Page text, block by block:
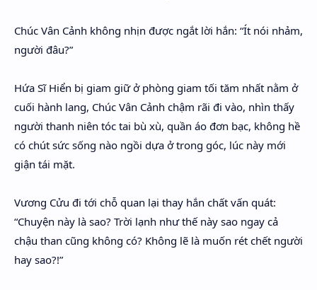
Chúc Vân Cảnh không nhịn được ngắt lời hắn: “Ít nói nhảm,
người đâu?”
Hứa Sĩ Hiển bị giam giữ ở phòng giam tối tăm nhất nằm ở
cuối hành lang, Chúc Vân Cảnh chậm rãi đi vào, nhìn thấy
người thanh niên tóc tai bù xù, quần áo đơn bạc, không hề
có chút sức sống nào ngồi dựa ở trong góc, lúc này mới
giận tái mặt.
Vương Cửu đi tới chỗ quan lại thay hắn chất vấn quát:
“Chuyện này là sao? Trời lạnh như thế này sao ngay cả
chậu than cũng không có? Không lẽ là muốn rét chết người
hay sao?!”